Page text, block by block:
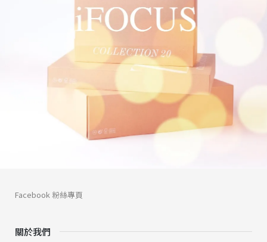
關於我們
Facebook 粉絲專頁